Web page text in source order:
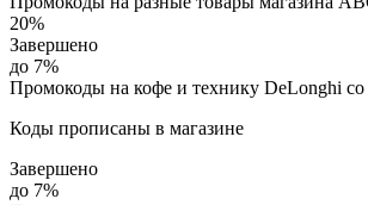
20%
Завершено
до 7%
Промокоды на кофе и технику DeLonghi со
Коды прописаны в магазине
Завершено
до 7%